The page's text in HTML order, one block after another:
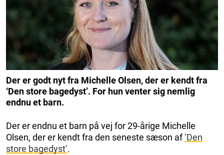
Der er godt nyt fra Michelle Olsen, der er kendt fra
‘Den store bagedyst’. For hun venter sig nemlig
endnu et barn.
Der er endnu et barn på vej for 29-årige Michelle
Olsen, der er kendt fra den seneste sæson af‘Den
store bagedyst’.